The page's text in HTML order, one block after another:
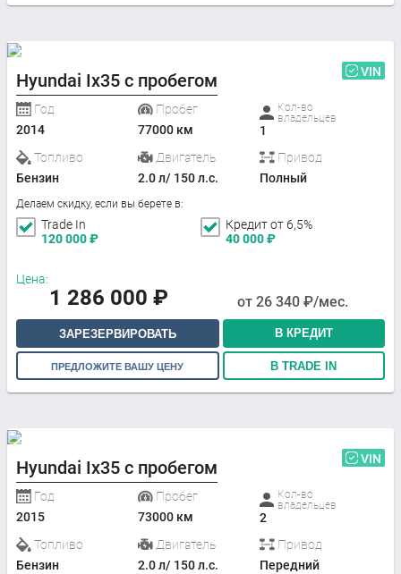
Hyundai Ix35 с пробегом VIN
Год
2014
Пробег
77000 км
Кол-во
владельцев
1
Топливо
Бензин
Двигатель
2.0 л/ 150 л.с.
Привод
Полный
Делаем скидку, если вы берете в:
Trade In
120 000₽
Кредит от 6,5%
40 000₽
Цена:
1 286 000 ₽ от 26 340 ₽/мес.
ЗАРЕЗЕРВИРОВАТЬ В КРЕДИТ
ПРЕДЛОЖИТЕ ВАШУ ЦЕНУ В TRADE IN
Hyundai Ix35 с пробегом VIN
Год
2015
Пробег
73000 км
Кол-во
владельцев
2
Топливо
Бензин
Двигатель
2.0 л/ 150 л.с.
Привод
Передний